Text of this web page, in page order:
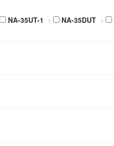
NA-35UT-1 1 NA-35DUT 1